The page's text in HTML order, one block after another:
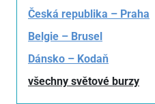
Česká republika – Praha
Belgie – Brusel
Dánsko – Kodaň
všechny světové burzy